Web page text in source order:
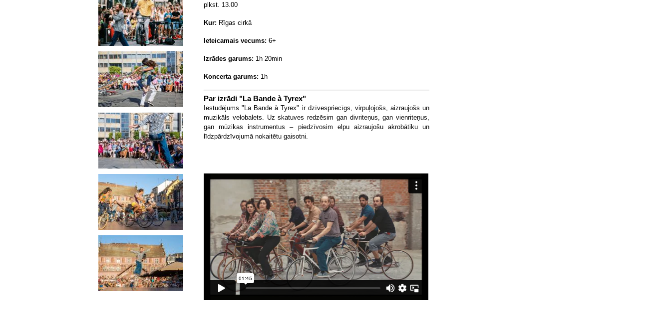
plkst. 13.00
Kur: Rīgas cirkā
Ieteicamais vecums: 6+
Izrādes garums: 1h 20min
Koncerta garums: 1h
Par izrādi "La Bande à Tyrex"
Iestudējums "La Bande à Tyrex" ir dzīvespriecīgs, virpuļojošs, aizraujošs un
muzikāls velobalets. Uz skatuves redzēsim gan divriteņus, gan vienriteņus,
gan mūzikas instrumentus – piedzīvosim elpu aizraujošu akrobātiku un
līdzpārdzīvojumā nokaitētu gaisotni.